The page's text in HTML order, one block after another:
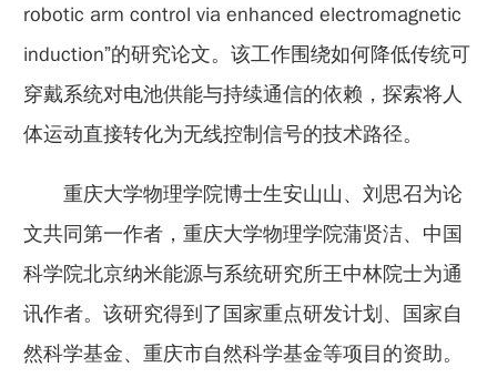
robotic arm control via enhanced electromagnetic
induction”的研究论文。该工作围绕如何降低传统可
穿戴系统对电池供能与持续通信的依赖，探索将人
体运动直接转化为无线控制信号的技术路径。
重庆大学物理学院博士生安山山、刘思召为论
文共同第一作者，重庆大学物理学院蒲贤洁、中国
科学院北京纳米能源与系统研究所王中林院士为通
讯作者。该研究得到了国家重点研发计划、国家自
然科学基金、重庆市自然科学基金等项目的资助。